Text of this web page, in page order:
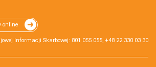
online
Informacji Skarbowej: 801 055 055, +48 22 330 03 30